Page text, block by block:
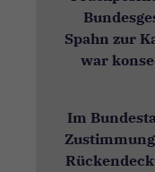
Spahn zur
war
Im